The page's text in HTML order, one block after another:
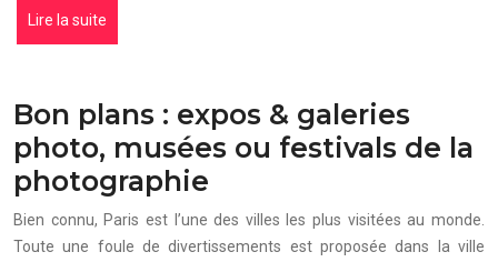
Lire la suite
Bon plans : expos & galeries
photo, musées ou festivals de la
photographie
Bien connu, Paris est l’une des villes les plus visitées au monde.
Toute une foule de divertissements est proposée dans la ville